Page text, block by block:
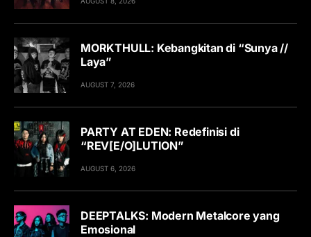
MORKTHULL: Kebangkitan di “Sunya //
Laya”
AUGUST 7, 2026
PARTY AT EDEN: Redefinisi di
“REV[E/O]LUTION”
AUGUST 6, 2026
DEEPTALKS: Modern Metalcore yang
Emosional